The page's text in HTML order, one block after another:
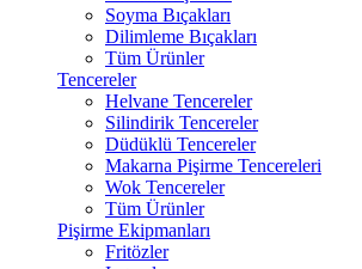
Soyma Bıçakları
Dilimleme Bıçakları
Tüm Ürünler
Tencereler
Helvane Tencereler
Silindirik Tencereler
Düdüklü Tencereler
Makarna Pişirme Tencereleri
Wok Tencereler
Tüm Ürünler
Pişirme Ekipmanları
Fritözler